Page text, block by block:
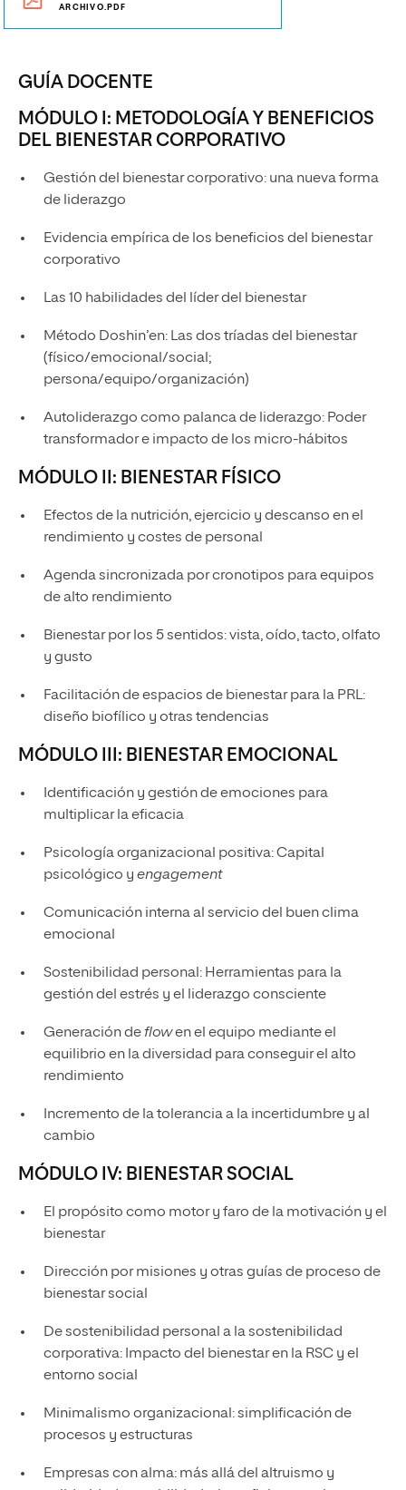
ARCHIVO.PDF
GUÍA DOCENTE
MÓDULO I: METODOLOGÍA Y BENEFICIOS
DEL BIENESTAR CORPORATIVO
Gestión del bienestar corporativo: una nueva forma
de liderazgo
Evidencia empírica de los beneficios del bienestar
corporativo
Las 10 habilidades del líder del bienestar
Método Doshin’en: Las dos tríadas del bienestar
(físico/emocional/social;
persona/equipo/organización)
Autoliderazgo como palanca de liderazgo: Poder
transformador e impacto de los micro-hábitos
MÓDULO II: BIENESTAR FÍSICO
Efectos de la nutrición, ejercicio y descanso en el
rendimiento y costes de personal
Agenda sincronizada por cronotipos para equipos
de alto rendimiento
Bienestar por los 5 sentidos: vista, oído, tacto, olfato
y gusto
Facilitación de espacios de bienestar para la PRL:
diseño biofílico y otras tendencias
MÓDULO III: BIENESTAR EMOCIONAL
Identificación y gestión de emociones para
multiplicar la eficacia
Psicología organizacional positiva: Capital
psicológico y engagement
Comunicación interna al servicio del buen clima
emocional
Sostenibilidad personal: Herramientas para la
gestión del estrés y el liderazgo consciente
Generación deflowen el equipo mediante el
equilibrio en la diversidad para conseguir el alto
rendimiento
Incremento de la tolerancia a la incertidumbre y al
cambio
MÓDULO IV: BIENESTAR SOCIAL
El propósito como motor y faro de la motivación y el
bienestar
Dirección por misiones y otras guías de proceso de
bienestar social
De sostenibilidad personal a la sostenibilidad
corporativa: Impacto del bienestar en la RSC y el
entorno social
Minimalismo organizacional: simplificación de
procesos y estructuras
Empresas con alma: más allá del altruismo y